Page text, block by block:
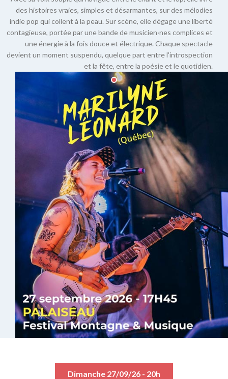
des histoires vraies, simples et désarmantes, sur des mélodies
indie pop qui collent à la peau. Sur scène, elle dégage une liberté
contagieuse, portée par une bande de musicien·nes complices et
une énergie à la fois douce et électrique. Chaque spectacle
devient un moment suspendu, quelque part entre l'introspection
et la fête, entre la poésie et le quotidien.
Dimanche 27/09/26 - 20h